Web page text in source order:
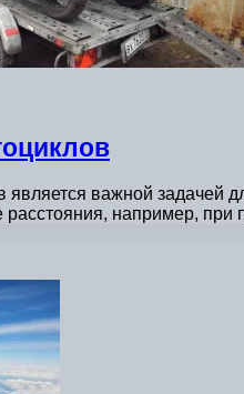
является важной задачей
расстояния, например, при